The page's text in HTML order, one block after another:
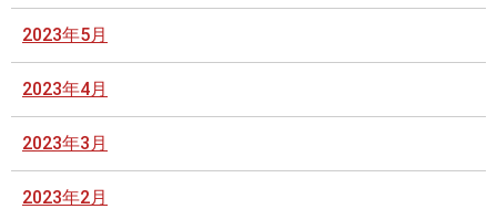
2023年5月
2023年4月
2023年3月
2023年2月